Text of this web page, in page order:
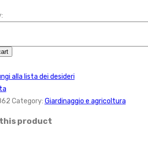
alla lista dei desideri
Category: Giardinaggio e agricoltura
product